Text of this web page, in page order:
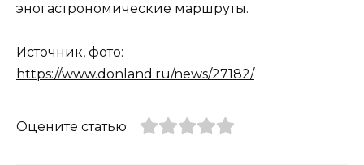
эногастрономические маршруты.
Источник, фото:
https://www.donland.ru/news/27182/
Оцените статью